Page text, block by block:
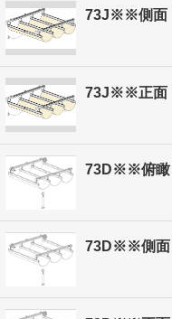
73J※※側面
73J※※正面
73D※※俯瞰
73D※※側面